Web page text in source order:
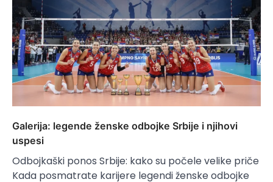
Galerija: legende ženske odbojke Srbije i njihovi
uspesi
Odbojkaški ponos Srbije: kako su počele velike priče
Kada posmatrate karijere legendi ženske odbojke